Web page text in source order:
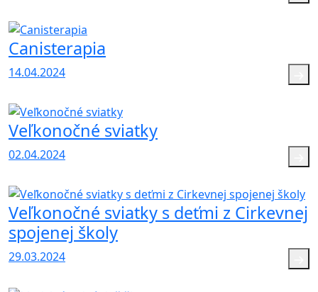
Canisterapia
14.04.2024
Veľkonočné sviatky
02.04.2024
Veľkonočné sviatky s deťmi z Cirkevnej
spojenej školy
29.03.2024